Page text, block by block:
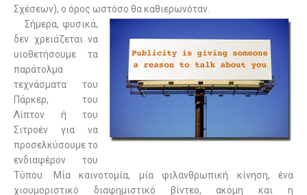
Σχέσεων), ο όρος ωστόσο θα καθιερωνόταν.
Σήμερα, φυσικά,
δεν χρειάζεται να
υιοθετήσουμε τα
παράτολμα
τεχνάσματα του
Πάρκερ, του
Λίπτον ή του
Σιτροέν για να
προσελκύσουμε το
ενδιαφέρον του
Τύπου. Μία καινοτομία, μία φιλανθρωπική κίνηση, ένα
χιουμοριστικό διαφημιστικό βίντεο, ακόμη και η